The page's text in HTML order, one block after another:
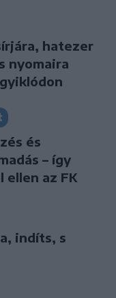
hatezer
nyomaira
és
– így
ellen az FK
indíts, s